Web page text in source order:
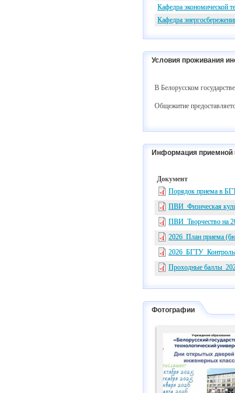
Кафедра экономической
Кафедра
Условия проживания
В Белорусском
Общежитие
Информация приемной
Документ
Порядок приема в
ПВИ_Физическая
ПВИ_Творчество на
2026_План приема
Проходные
Фотографии